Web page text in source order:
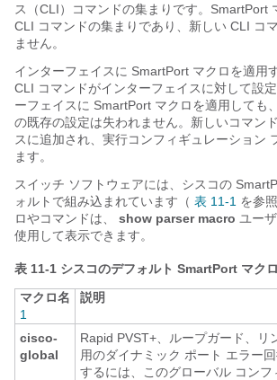
ス（CLI）コマンドの集まりです。SmartPort
CLI コマンドの集まりであり、新しい CLI コ
ません。
インターフェイスに SmartPort マクロを適用
CLI コマンドがインターフェイスに対して設
ーフェイスに SmartPort マクロを適用しても
の既存の設定は失われません。新しいコマン
スに追加され、実行コンフィギュレーション
ます。
スイッチ ソフトウェアには、シスコの
ォルトで組み込まれています（ 表 11-1 を参
ロやコマンドは、
show parser macro ユー
使用して表示できます。
表 11-1 シスコのデフォルト SmartPort マクロ
マクロ名
1
説明
cisco-
global
Rapid PVST+、ループガード、リ
用のダイナミック ポート エラー
するには、このグローバル コンフ